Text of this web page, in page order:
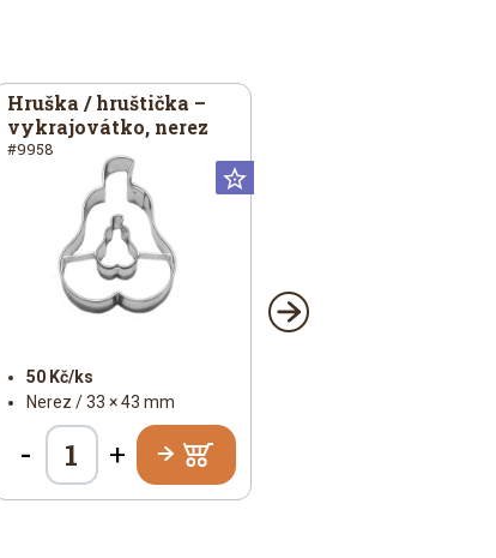
Hruška / hruštička –
vykrajovátko, nerez
#9958
50 Kč/ks
Nerez / 33 × 43 mm
- +